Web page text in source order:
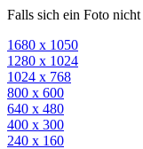
Falls sich ein Foto
1680 x 1050
1280 x 1024
1024 x 768
800 x 600
640 x 480
400 x 300
240 x 160